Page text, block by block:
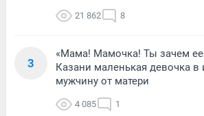
21 862 8
3
«Мама! Мамочка! Ты зачем ее
Казани маленькая девочка в
мужчину от матери
4 085 1